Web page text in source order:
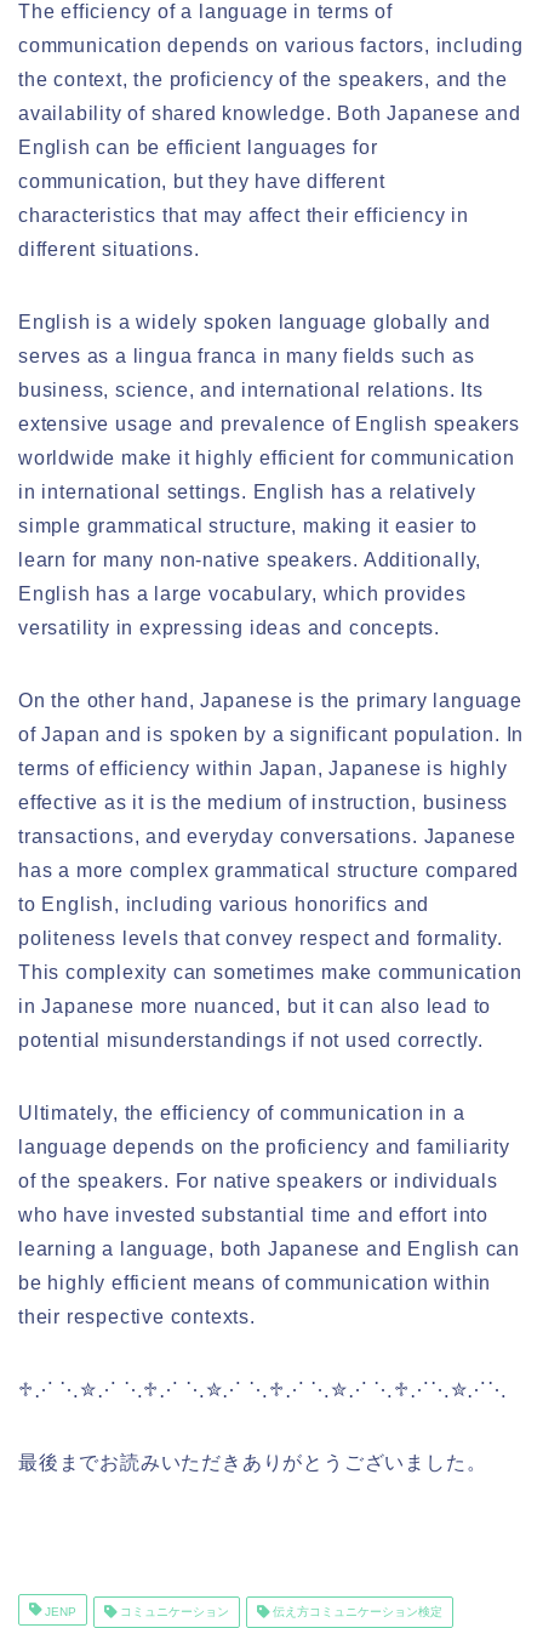
The efficiency of a language in terms of
communication depends on various factors, including
the context, the proficiency of the speakers, and the
availability of shared knowledge. Both Japanese and
English can be efficient languages for
communication, but they have different
characteristics that may affect their efficiency in
different situations.
English is a widely spoken language globally and
serves as a lingua franca in many fields such as
business, science, and international relations. Its
extensive usage and prevalence of English speakers
worldwide make it highly efficient for communication
in international settings. English has a relatively
simple grammatical structure, making it easier to
learn for many non-native speakers. Additionally,
English has a large vocabulary, which provides
versatility in expressing ideas and concepts.
On the other hand, Japanese is the primary language
of Japan and is spoken by a significant population. In
terms of efficiency within Japan, Japanese is highly
effective as it is the medium of instruction, business
transactions, and everyday conversations. Japanese
has a more complex grammatical structure compared
to English, including various honorifics and
politeness levels that convey respect and formality.
This complexity can sometimes make communication
in Japanese more nuanced, but it can also lead to
potential misunderstandings if not used correctly.
Ultimately, the efficiency of communication in a
language depends on the proficiency and familiarity
of the speakers. For native speakers or individuals
who have invested substantial time and effort into
learning a language, both Japanese and English can
be highly efficient means of communication within
their respective contexts.
♱⋰ ⋱✮⋰ ⋱♱⋰ ⋱✮⋰ ⋱♱⋰ ⋱✮⋰ ⋱♱⋰⋱✮⋰⋱
最後までお読みいただきありがとうございました。
JENP コミュニケーション 伝え方コミュニケーション検定